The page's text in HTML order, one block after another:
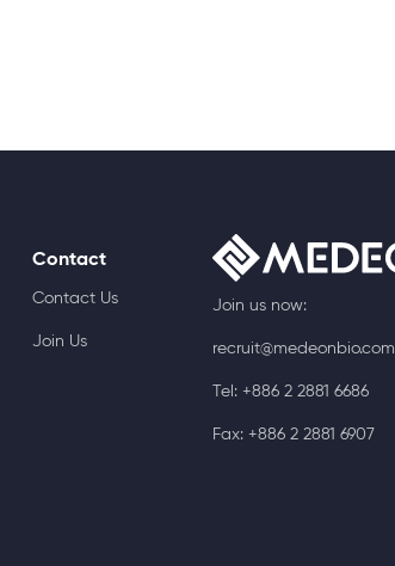
Contact
Contact Us
Join Us
Join us now:
recruit@medeonbio.com
Tel: +886 2 2881 6686
Fax: +886 2 2881 6907